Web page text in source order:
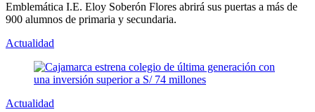
Emblemática I.E. Eloy Soberón Flores abrirá sus puertas a más de
900 alumnos de primaria y secundaria.
Actualidad
Actualidad